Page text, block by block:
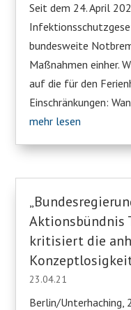
Seit dem 24. April
bundesweite
Maßnahmen einher.
auf die für den
Einschränkungen:
mehr lesen
Aktionsbündnis
kritisiert die
23.04.21
Berlin/Unterhaching,